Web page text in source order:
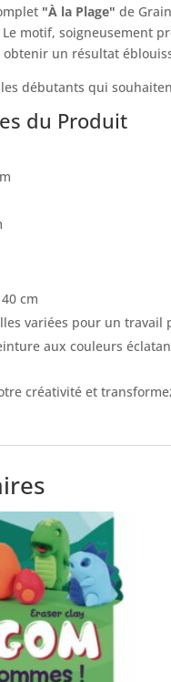
"À la Plage" de
Le motif, soigneusement
un résultat
débutants qui
du Produit
cm
variées pour un travail
aux couleurs
créativité et